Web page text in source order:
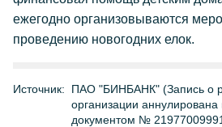
ежегодно организовываются
проведению новогодних елок.
Источник:
ПАО "БИНБАНК" (Запись о
организации аннулирована
документом №